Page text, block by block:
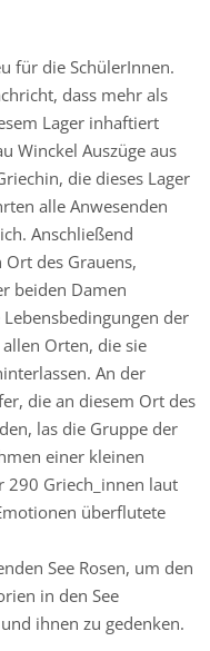
für die SchülerInnen.
dass mehr als
Lager inhaftiert
Winckel Auszüge aus
die dieses Lager
alle Anwesenden
Anschließend
des Grauens,
beiden Damen
der
Orten, die sie
An der
die an diesem Ort des
las die Gruppe der
einer kleinen
290 Griech_innen laut
überflutete
See Rosen, um den
in den See
ihnen zu gedenken.